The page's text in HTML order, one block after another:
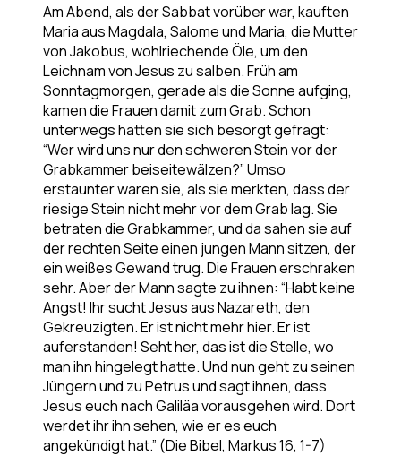
Am Abend, als der Sabbat vorüber war, kauften
Maria aus Magdala, Salome und Maria, die Mutter
von Jakobus, wohlriechende Öle, um den
Leichnam von Jesus zu salben. Früh am
Sonntagmorgen, gerade als die Sonne aufging,
kamen die Frauen damit zum Grab. Schon
unterwegs hatten sie sich besorgt gefragt:
“Wer wird uns nur den schweren Stein vor der
Grabkammer beiseitewälzen?” Umso
erstaunter waren sie, als sie merkten, dass der
riesige Stein nicht mehr vor dem Grab lag. Sie
betraten die Grabkammer, und da sahen sie auf
der rechten Seite einen jungen Mann sitzen, der
ein weißes Gewand trug. Die Frauen erschraken
sehr. Aber der Mann sagte zu ihnen: “Habt keine
Angst! Ihr sucht Jesus aus Nazareth, den
Gekreuzigten. Er ist nicht mehr hier. Er ist
auferstanden! Seht her, das ist die Stelle, wo
man ihn hingelegt hatte. Und nun geht zu seinen
Jüngern und zu Petrus und sagt ihnen, dass
Jesus euch nach Galiläa vorausgehen wird. Dort
werdet ihr ihn sehen, wie er es euch
angekündigt hat.” (Die Bibel, Markus 16, 1-7)